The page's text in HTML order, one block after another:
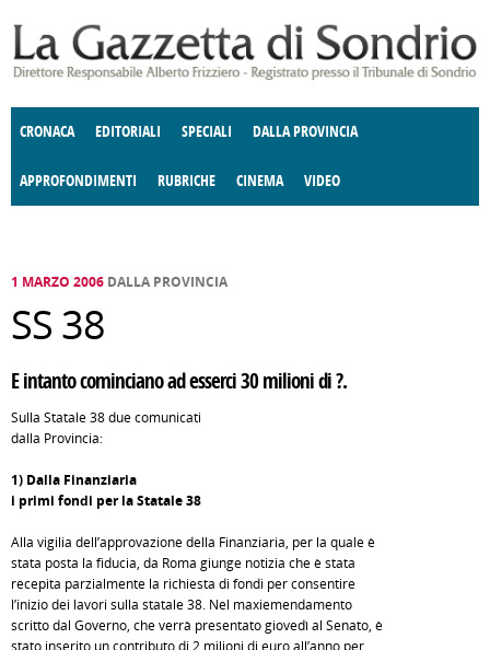
CRONACA EDITORIALI SPECIALI DALLA PROVINCIA
APPROFONDIMENTI
E SPETTACOLI POLITICA
RUBRICHE
DELLE IDEE FATTI DELLO SPIRITO
CINEMA VIDEO
1 MARZO 2006 DALLA PROVINCIA
SS 38
E intanto cominciano ad esserci 30 milioni di ?.
Sulla Statale 38 due comunicati
dalla Provincia:
1) Dalla Finanziaria
i primi fondi per la Statale 38
Alla vigilia dell’approvazione della Finanziaria, per la quale è
stata posta la fiducia, da Roma giunge notizia che è stata
recepita parzialmente la richiesta di fondi per consentire
l’inizio dei lavori sulla statale 38. Nel maxiemendamento
scritto dal Governo, che verrà presentato giovedì al Senato, è
stato inserito un contributo di 2 milioni di euro all’anno per